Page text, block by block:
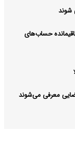
شوند
حساب‌های
معرفی می‌شوند